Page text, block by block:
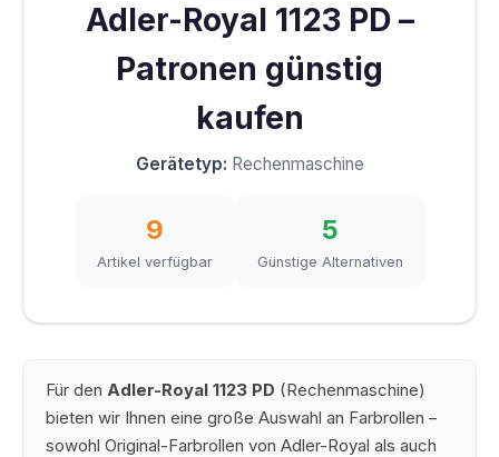
Adler-Royal 1123 PD –
Patronen günstig
kaufen
Gerätetyp: Rechenmaschine
9
Artikel verfügbar
5
Günstige Alternativen
Für den Adler-Royal 1123 PD (Rechenmaschine)
bieten wir Ihnen eine große Auswahl an Farbrollen –
sowohl Original-Farbrollen von Adler-Royal als auch